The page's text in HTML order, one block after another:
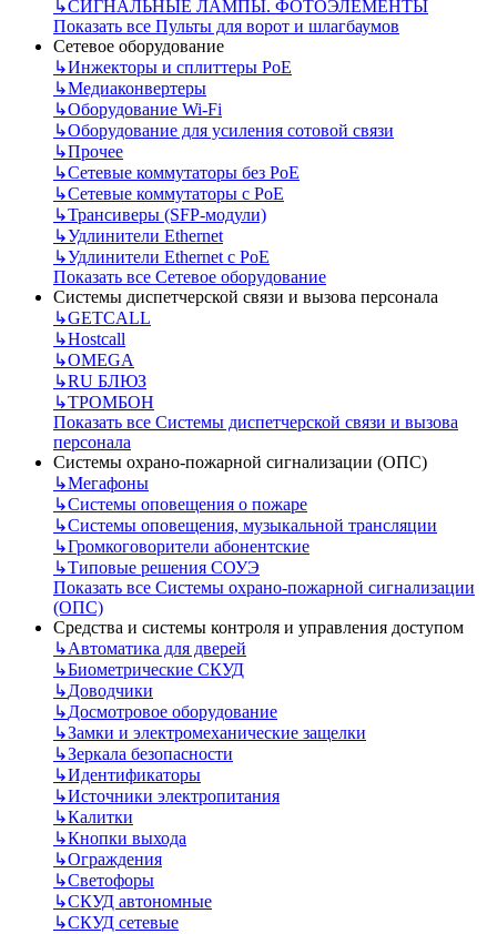
↳СИГНАЛЬНЫЕ ЛАМПЫ. ФОТОЭЛЕМЕНТЫ
Показать все Пульты для ворот и шлагбаумов
Сетевое оборудование
↳Инжекторы и сплиттеры РоЕ
↳Медиаконвертеры
↳Оборудование Wi-Fi
↳Оборудование для усиления сотовой связи
↳Прочее
↳Сетевые коммутаторы без РоЕ
↳Сетевые коммутаторы с РоЕ
↳Трансиверы (SFP-модули)
↳Удлинители Ethernet
↳Удлинители Ethernet с PoE
Показать все Сетевое оборудование
Системы диспетчерской связи и вызова персонала
↳GETCALL
↳Hostcall
↳OMEGA
↳RU БЛЮЗ
↳ТРОМБОН
Показать все Системы диспетчерской связи и вызова
персонала
Системы охрано-пожарной сигнализации (ОПС)
↳Мегафоны
↳Системы оповещения о пожаре
↳Системы оповещения, музыкальной трансляции
↳Громкоговорители абонентские
↳Типовые решения СОУЭ
Показать все Системы охрано-пожарной сигнализации
(ОПС)
Средства и системы контроля и управления доступом
↳Автоматика для дверей
↳Биометрические СКУД
↳Доводчики
↳Досмотровое оборудование
↳Замки и электромеханические защелки
↳Зеркала безопасности
↳Идентификаторы
↳Источники электропитания
↳Калитки
↳Кнопки выхода
↳Ограждения
↳Светофоры
↳СКУД автономные
↳СКУД сетевые